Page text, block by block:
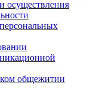
осуществления
общежитии